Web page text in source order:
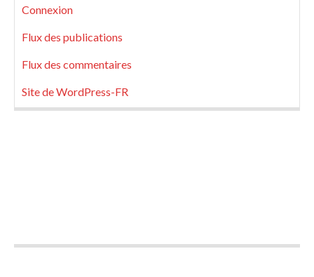
Connexion
Flux des publications
Flux des commentaires
Site de WordPress-FR